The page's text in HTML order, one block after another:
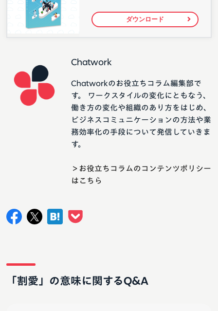
ダウンロード
Chatwork
Chatworkのお役立ちコラム編集部で
す。 ワークスタイルの変化にともなう、
働き方の変化や組織のあり方をはじめ、
ビジネスコミュニケーションの方法や業
務効率化の手段について発信していきま
す。
＞お役立ちコラムのコンテンツポリシー
はこちら
「割愛」の意味に関するQ&A